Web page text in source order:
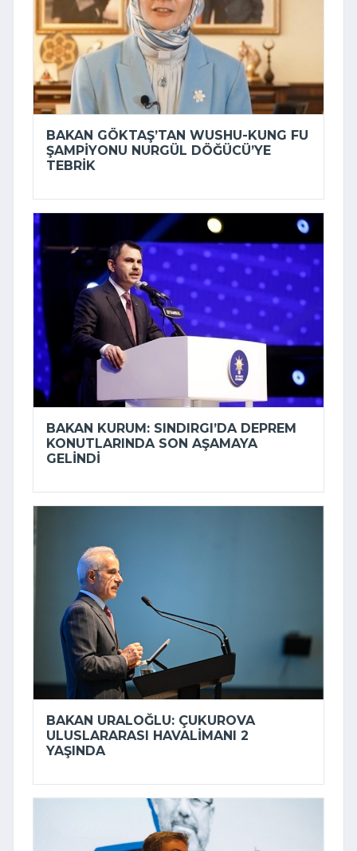
BAKAN GÖKTAŞ’TAN WUSHU-KUNG FU
ŞAMPIYONU NURGÜL DÖĞÜCÜ’YE
TEBRIK
BAKAN KURUM: SINDIRGI’DA DEPREM
KONUTLARINDA SON AŞAMAYA
GELINDI
BAKAN URALOĞLU: ÇUKUROVA
ULUSLARARASI HAVALIMANI 2
YAŞINDA